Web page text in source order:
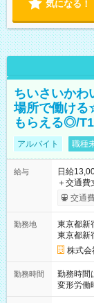
気になる！
ちいさいかわ
場所で働け
もらえる◎/T1
アルバイト 職種
給与
日給
＋交通費支給 ★交通費全額支給！ ┗案件に
いOK！
ンビニ
交通
勤務地
東京都新
東京都新
株式会
勤務時間
勤務時間
変形労働時間
～21：00